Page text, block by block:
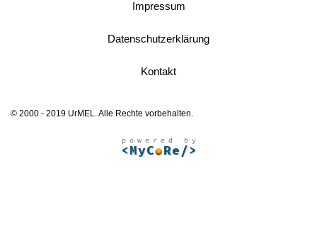
Impressum
Datenschutzerklärung
Kontakt
© 2000 - 2019 UrMEL. Alle Rechte vorbehalten.